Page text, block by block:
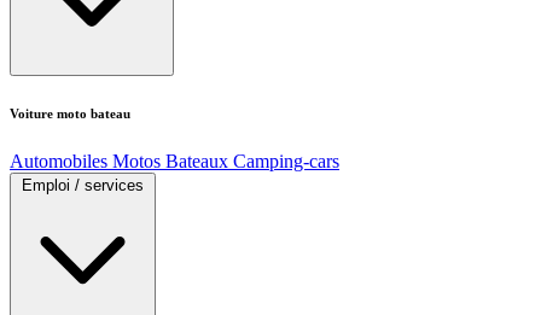
Voiture moto bateau
Automobiles Motos Bateaux Camping-cars
Emploi / services